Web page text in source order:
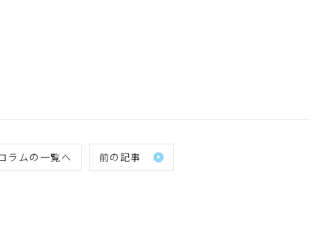
ラムの一覧へ 前の記事